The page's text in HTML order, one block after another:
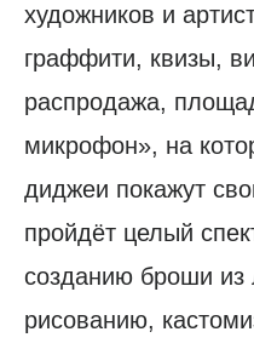
художников и
граффити, квизы,
распродажа,
микрофон», на
диджеи покажут
пройдёт целый
созданию броши из
рисованию,